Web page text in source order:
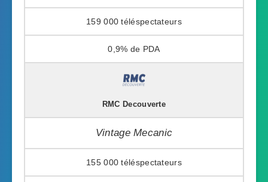
159 000
0,9%
RMC Decouverte
Vintage Mecanic
155 000